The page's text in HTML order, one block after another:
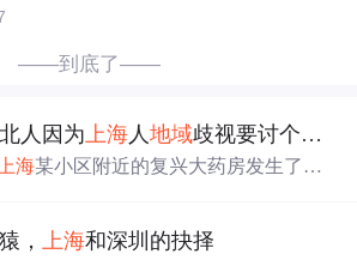
——到底了——
人因为上海人地域歧视要讨个说法
上海某小区附近的复兴大药房发生了 一
激烈的争论。
， 上海和深圳的抉择